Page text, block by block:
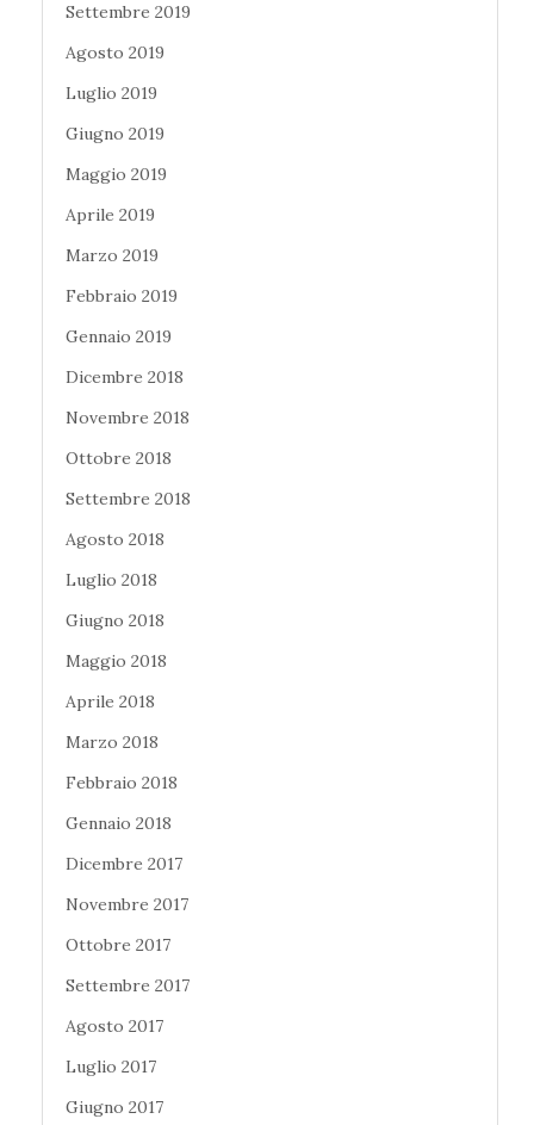
Settembre 2019
Agosto 2019
Luglio 2019
Giugno 2019
Maggio 2019
Aprile 2019
Marzo 2019
Febbraio 2019
Gennaio 2019
Dicembre 2018
Novembre 2018
Ottobre 2018
Settembre 2018
Agosto 2018
Luglio 2018
Giugno 2018
Maggio 2018
Aprile 2018
Marzo 2018
Febbraio 2018
Gennaio 2018
Dicembre 2017
Novembre 2017
Ottobre 2017
Settembre 2017
Agosto 2017
Luglio 2017
Giugno 2017